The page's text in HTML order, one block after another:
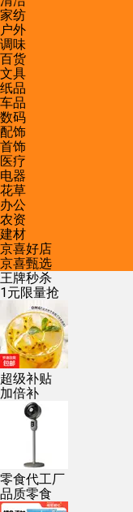
家纺
户外
调味
百货
文具
纸品
车品
数码
配饰
首饰
医疗
电器
花草
办公
农资
建材
京喜好店
京喜甄选
王牌秒杀
1元限量抢
超级补贴
加倍补
零食代工厂
品质零食